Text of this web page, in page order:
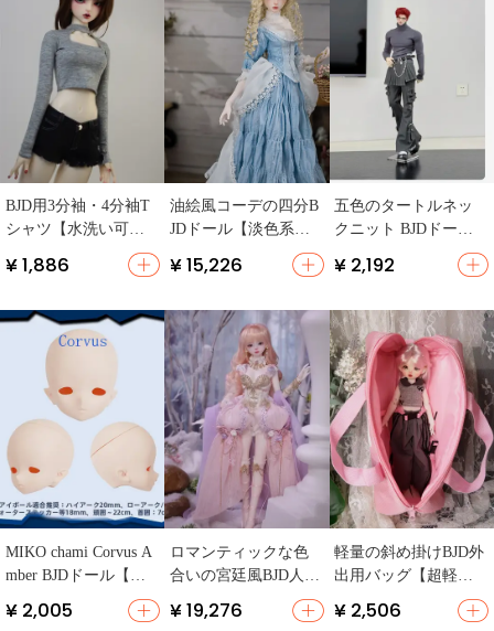
BJD用3分袖・4分袖T
シャツ【水洗い可
能・ショートパンツ
付き】
¥ 1,886
油絵風コーデの四分B
JDドール【淡色系・
樹脂製・SDサイズ】
¥ 15,226
五色のタートルネッ
クニット BJDドール
¥ 2,192
MIKO chami Corvus A
mber BJDドール【白
鹅绒製・4分ヘッド】
¥ 2,005
ロマンティックな色
合いの宮廷風BJD人形
【樹脂製・紫苑・四
分サイズ】（セット
¥ 19,276
軽量の斜め掛けBJD外
出用バッグ【超軽
量・防震対応・イン
ナー付き】
¥ 2,506